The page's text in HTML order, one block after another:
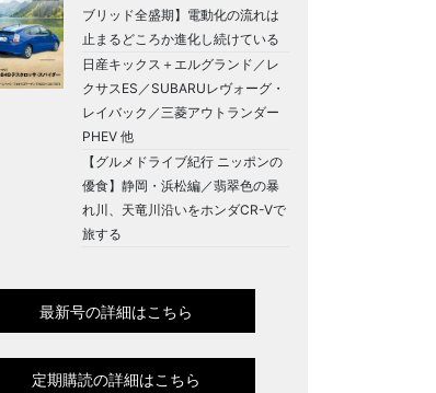
ブリッド全盛期】電動化の流れは
止まるどころか進化し続けている
日産キックス＋エルグランド／レ
クサスES／SUBARUレヴォーグ・
レイバック／三菱アウトランダー
PHEV 他
【グルメドライブ紀行 ニッポンの
優食】静岡・浜松編／翡翠色の暴
れ川、天竜川沿いをホンダCR-Vで
旅する
最新号の詳細はこちら
定期購読の詳細はこちら